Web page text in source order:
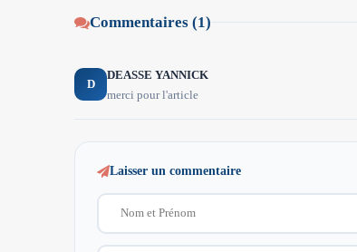
Commentaires (1)
D
DEASSE YANNICK
merci pour l'article
Laisser un commentaire